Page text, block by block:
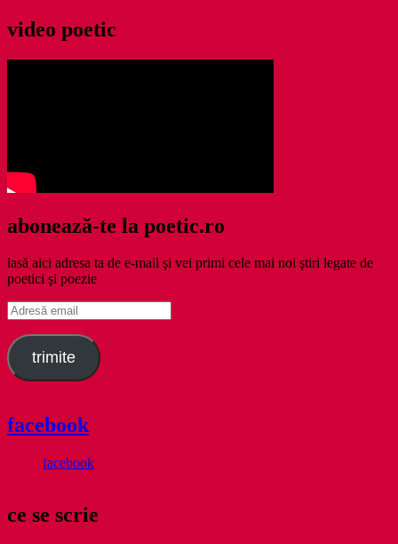
video poetic
abonează-te la poetic.ro
lasă aici adresa ta de e-mail şi vei primi cele mai noi ştiri legate de
poetici şi poezie
Adresă
email
trimite
facebook
facebook
ce se scrie